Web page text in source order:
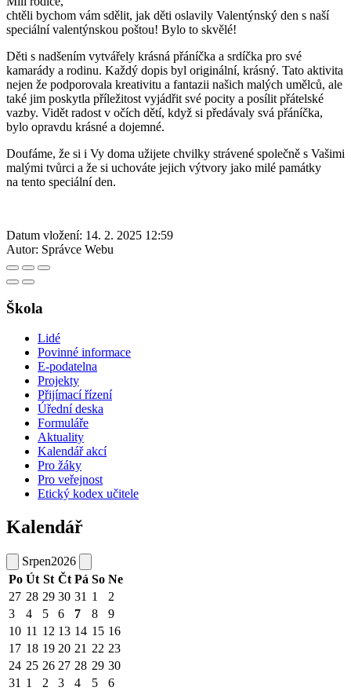
chtěli bychom vám sdělit, jak děti oslavily Valentýnský den s naší
speciální valentýnskou poštou! Bylo to skvělé!
Děti s nadšením vytvářely krásná přáníčka a srdíčka pro své
kamarády a rodinu. Každý dopis byl originální, krásný. Tato aktivita
nejen že podporovala kreativitu a fantazii našich malých umělců, ale
také jim poskytla příležitost vyjádřit své pocity a posílit přátelské
vazby. Vidět radost v očích dětí, když si předávaly svá přáníčka,
bylo opravdu krásné a dojemné.
Doufáme, že si i Vy doma užijete chvilky strávené společně s Vašimi
malými tvůrci a že si uchováte jejich výtvory jako milé památky
na tento speciální den.
Datum vložení: 14. 2. 2025 12:59
Autor: Správce Webu
Škola
Lidé
Povinné informace
E-podatelna
Projekty
Přijímací řízení
Úřední deska
Formuláře
Aktuality
Kalendář akcí
Pro žáky
Pro veřejnost
Etický kodex učitele
Kalendář
Srpen2026
Po Út St Čt Pá So Ne
27 28 29 30 31 1
2
3
4 5 6 7 8
9
10 11 12 13 14 15 16
17 18 19 20 21 22 23
24 25 26 27 28 29 30
31 1 2 3 4 5 6